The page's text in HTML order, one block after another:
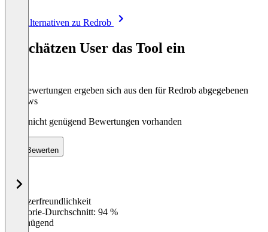
Alle Alternativen zu Redrob
So schätzen User das Tool ein
Die Bewertungen ergeben sich aus den für Redrob abgegebenen
Reviews
Noch nicht genügend Bewertungen vorhanden
Bewerten
Benutzerfreundlichkeit
Kategorie-Durchschnitt: 94 %
Ungenügend